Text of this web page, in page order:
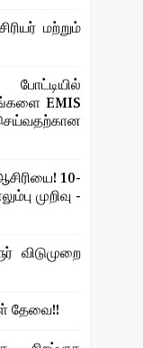
மற்றும்
EMIS
10-
முறிவு -
விடுமுறை
தேவை!!